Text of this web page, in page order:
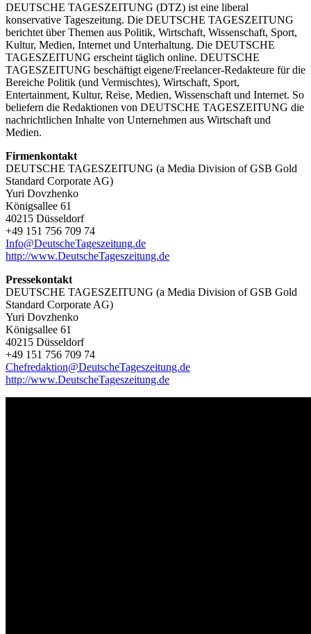
DEUTSCHE TAGESZEITUNG (DTZ) ist eine liberal
konservative Tageszeitung. Die DEUTSCHE TAGESZEITUNG
berichtet über Themen aus Politik, Wirtschaft, Wissenschaft, Sport,
Kultur, Medien, Internet und Unterhaltung. Die DEUTSCHE
TAGESZEITUNG erscheint täglich online. DEUTSCHE
TAGESZEITUNG beschäftigt eigene/Freelancer-Redakteure für die
Bereiche Politik (und Vermischtes), Wirtschaft, Sport,
Entertainment, Kultur, Reise, Medien, Wissenschaft und Internet. So
beliefern die Redaktionen von DEUTSCHE TAGESZEITUNG die
nachrichtlichen Inhalte von Unternehmen aus Wirtschaft und
Medien.
Firmenkontakt
DEUTSCHE TAGESZEITUNG (a Media Division of GSB Gold
Standard Corporate AG)
Yuri Dovzhenko
Königsallee 61
40215 Düsseldorf
+49 151 756 709 74
Info@DeutscheTageszeitung.de
http://www.DeutscheTageszeitung.de
Pressekontakt
DEUTSCHE TAGESZEITUNG (a Media Division of GSB Gold
Standard Corporate AG)
Yuri Dovzhenko
Königsallee 61
40215 Düsseldorf
+49 151 756 709 74
Chefredaktion@DeutscheTageszeitung.de
http://www.DeutscheTageszeitung.de